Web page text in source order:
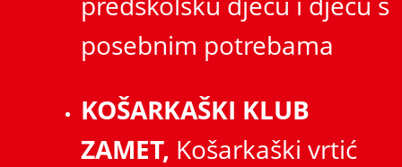
posebnim potrebama
KOŠARKAŠKI KLUB
ZAMET, Košarkaški vrtić